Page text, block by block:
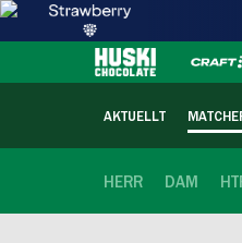
AKTUELLT
HERR DAM